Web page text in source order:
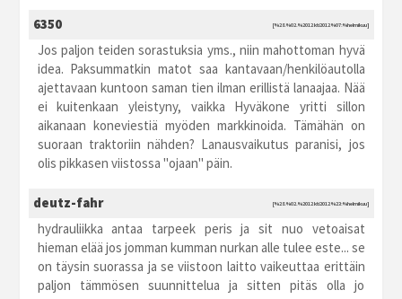
6350 [%28.%02.%2012 kti2012 %07:%helmikuu]
Jos paljon teiden sorastuksia yms., niin mahottoman hyvä
idea. Paksummatkin matot saa kantavaan/henkilöautolla
ajettavaan kuntoon saman tien ilman erillistä lanaajaa. Nää
ei kuitenkaan yleistyny, vaikka Hyväkone yritti sillon
aikanaan koneviestiä myöden markkinoida. Tämähän on
suoraan traktoriin nähden? Lanausvaikutus paranisi, jos
olis pikkasen viistossa "ojaan" päin.
deutz-fahr [%28.%02.%2012 kti2012 %23:%helmikuu]
hydrauliikka antaa tarpeek peris ja sit nuo vetoaisat
hieman elää jos jomman kumman nurkan alle tulee este... se
on täysin suorassa ja se viistoon laitto vaikeuttaa erittäin
paljon tämmösen suunnittelua ja sitten pitäs olla jo